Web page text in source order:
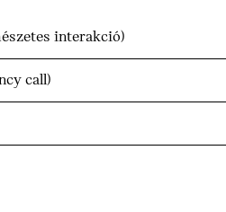
interakció)
call)